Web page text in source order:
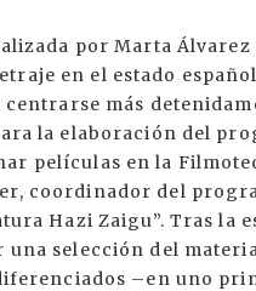
por Marta Álvarez
en el estado
más
la elaboración del
películas en la
coordinador del
Hazi Zaigu”. Tras la
selección del
–en uno